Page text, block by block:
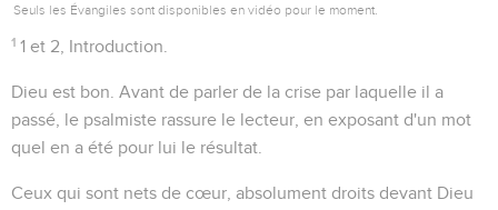
Seuls les Évangiles sont disponibles en vidéo pour le moment.
1 1 et 2 , Introduction.
Dieu est bon . Avant de parler de la crise par laquelle il a
passé, le psalmiste rassure le lecteur, en exposant d'un mot
quel en a été pour lui le résultat.
Ceux qui sont nets de cœur , absolument droits devant Dieu